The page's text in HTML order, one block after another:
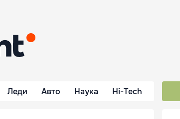
Леди Авто Наука Hi-Tech